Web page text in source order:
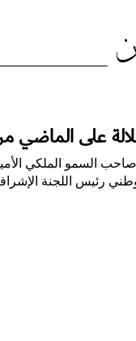
على الماضي
السمو الملكي
رئيس اللجنة